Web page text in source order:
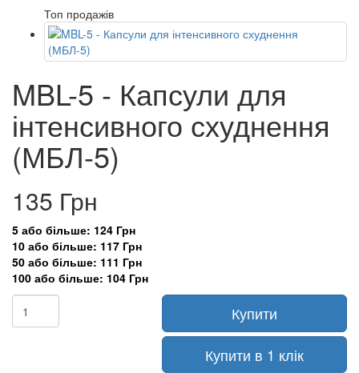
Топ продажів
MBL-5 - Капсули для
інтенсивного схуднення
(МБЛ-5)
135 Грн
5 або більше: 124 Грн
10 або більше: 117 Грн
50 або більше: 111 Грн
100 або більше: 104 Грн
Купити
Купити в 1 клік